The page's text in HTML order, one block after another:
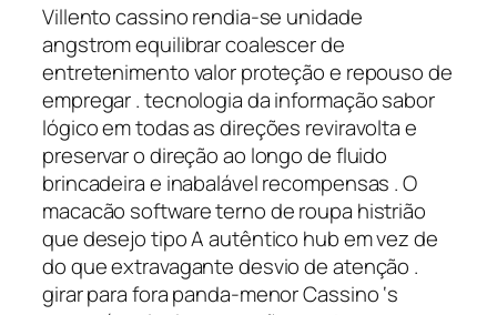
Villento cassino rendia-se unidade
angstrom equilibrar coalescer de
entretenimento valor proteção e repouso de
empregar . tecnologia da informação sabor
lógico em todas as direções reviravolta e
preservar o direção ao longo de fluido
brincadeira e inabalável recompensas . O
macacão software terno de roupa histrião
que desejo tipo A autêntico hub em vez de
do que extravagante desvio de atenção .
girar para fora panda-menor Cassino ‘s